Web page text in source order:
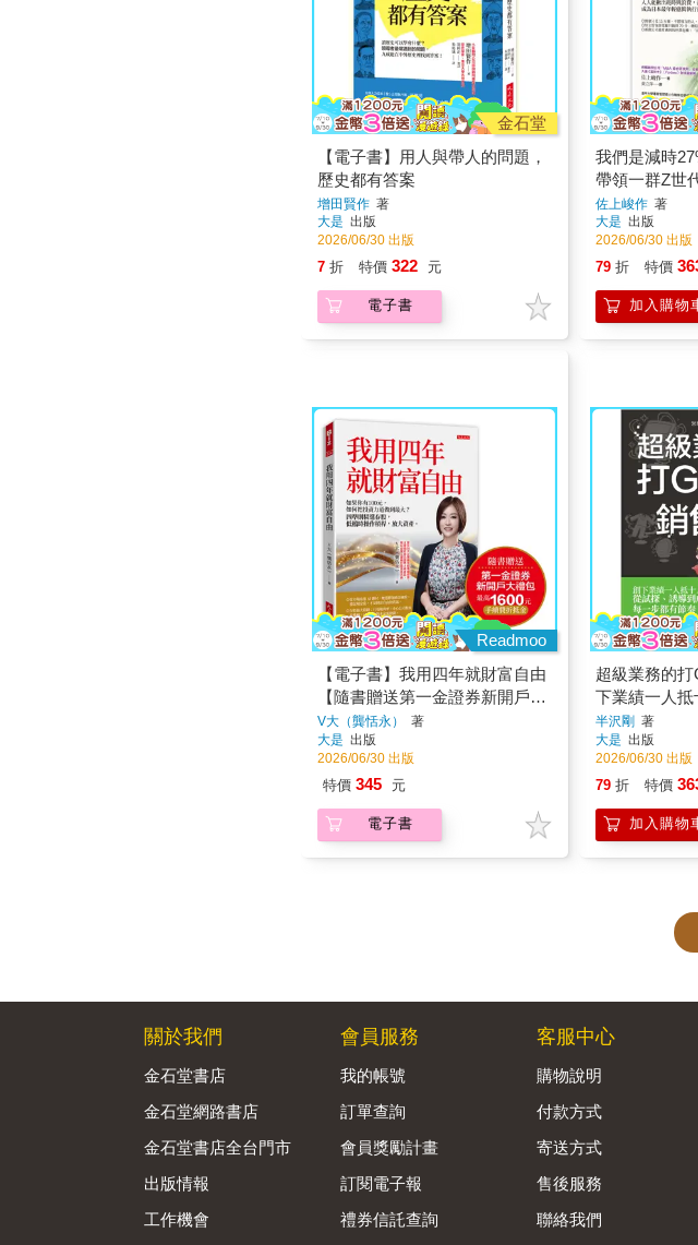
金石堂
【電子書】用人與帶人的問題，
歷史都有答案
增田賢作 著
大是 出版
2026/06/30 出版
7 折 特價 322 元
電子書
我們是減時
帶領一群Z世
會，人人能揪
於設目標，成
執行長。
佐上峻作著
大是 出版
2026/06/30 出版
79 折 特價
加入購物
Readmoo
【電子書】我用四年就財富自由
【隨書贈送第一金證券新開戶大
禮包】
V大（龔恬永）
著
大是 出版
2026/06/30 出版
特價 345 元
電子書
超級業務的打
下業績一人抵
笈，從試探、
步都有節奏，
半沢剛 著
大是 出版
2026/06/30 出版
79 折 特價
加入購物
關於我們
金石堂書店
金石堂網路書店
金石堂書店全台門市
出版情報
工作機會
會員服務
我的帳號
訂單查詢
會員獎勵計畫
訂閱電子報
禮券信託查詢
客服中心
購物說明
付款方式
寄送方式
售後服務
聯絡我們